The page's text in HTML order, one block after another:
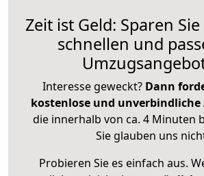
Zeit ist Geld: Sparen
schnellen und
Interesse geweckt? Dann
kostenlose und unverbindliche
die innerhalb von ca. 4 Minuten
Sie glauben uns
Probieren Sie es einfach aus.